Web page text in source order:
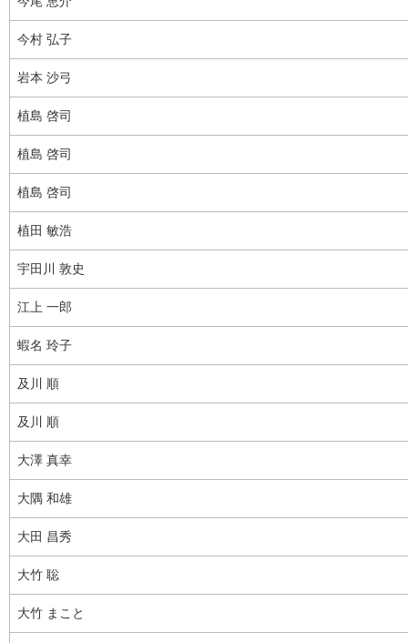
今村 弘子
岩本 沙弓
植島 啓司
植島 啓司
植島 啓司
植田 敏浩
宇田川 敦史
江上 一郎
蝦名 玲子
及川 順
及川 順
大澤 真幸
大隅 和雄
大田 昌秀
大竹 聡
大竹 まこと